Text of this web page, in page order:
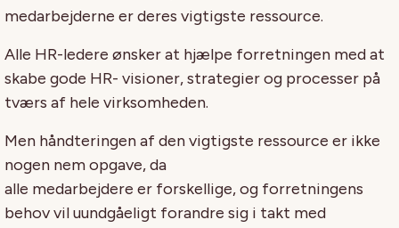
medarbejderne er deres vigtigste ressource.
Alle HR-ledere ønsker at hjælpe forretningen med at
skabe gode HR- visioner, strategier og processer på
tværs af hele virksomheden.
Men håndteringen af den vigtigste ressource er ikke
nogen nem opgave, da
alle medarbejdere er forskellige, og forretningens
behov vil uundgåeligt forandre sig i takt med